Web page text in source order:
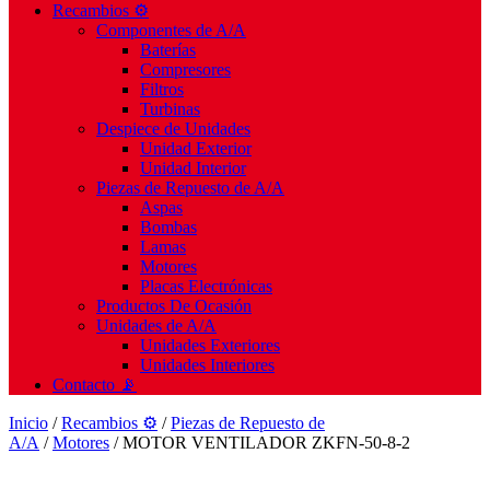
Recambios ⚙️
Componentes de A/A
Baterías
Compresores
Filtros
Turbinas
Despiece de Unidades
Unidad Exterior
Unidad Interior
Piezas de Repuesto de A/A
Aspas
Bombas
Lamas
Motores
Placas Electrónicas
Productos De Ocasión
Unidades de A/A
Unidades Exteriores
Unidades Interiores
Contacto 📡
Inicio /Recambios ⚙️ /Piezas de Repuesto de
A/A /Motores / MOTOR VENTILADOR ZKFN-50-8-2